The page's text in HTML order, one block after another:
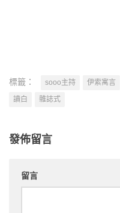
標籤： sooo主持 伊索寓言
讀白
雜誌式
發佈留言
留言